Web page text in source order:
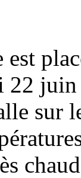
est
22
sur